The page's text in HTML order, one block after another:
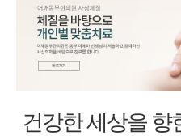
건강한 세상을 향